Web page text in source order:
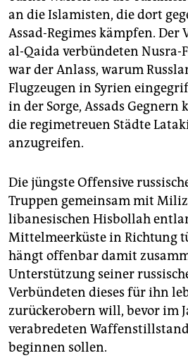
an die Islamisten, die dort
Assad-Regimes kämpfen. Der
al-Qaida verbündeten
war der Anlass, warum
Flugzeugen in Syrien
in der Sorge, Assads Gegnern
die regimetreuen Städte
anzugreifen.
Die jüngste Offensive
Truppen gemeinsam mit
libanesischen Hisbollah
Mittelmeerküste in Richtung
hängt offenbar damit
Unterstützung seiner
Verbündeten dieses für ihn
zurückerobern will, bevor im
verabredeten
beginnen sollen.